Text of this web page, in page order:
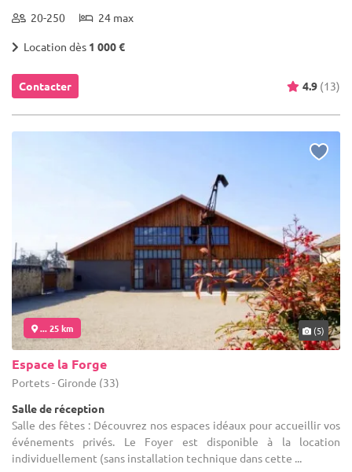
20-250 24 max
Location dès 1 000 €
Contacter 4.9 (13)
... 25 km (5)
Espace la Forge
Portets - Gironde (33)
Salle de réception
Salle des fêtes : Découvrez nos espaces idéaux pour accueillir vos
événements privés. Le Foyer est disponible à la location
individuellement (sans installation technique dans cette ...